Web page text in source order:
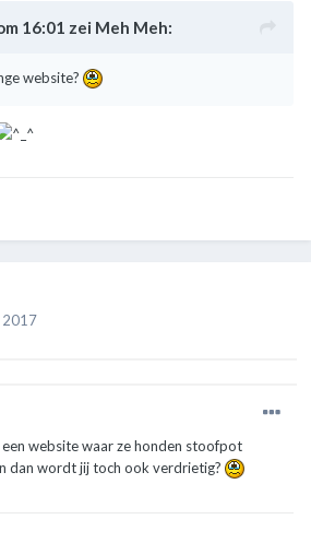
16:01 zei Meh Meh:
website?
2017
website waar ze honden stoofpot
dan wordt jij toch ook verdrietig?